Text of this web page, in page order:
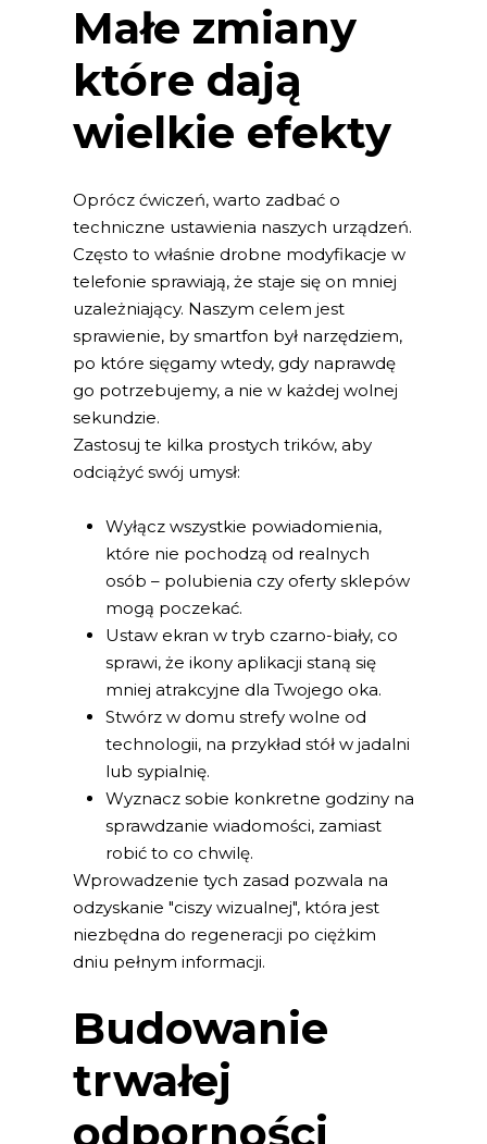
Małe zmiany
które dają
wielkie efekty
Oprócz ćwiczeń, warto zadbać o
techniczne ustawienia naszych urządzeń.
Często to właśnie drobne modyfikacje w
telefonie sprawiają, że staje się on mniej
uzależniający. Naszym celem jest
sprawienie, by smartfon był narzędziem,
po które sięgamy wtedy, gdy naprawdę
go potrzebujemy, a nie w każdej wolnej
sekundzie.
Zastosuj te kilka prostych trików, aby
odciążyć swój umysł:
Wyłącz wszystkie powiadomienia,
które nie pochodzą od realnych
osób – polubienia czy oferty sklepów
mogą poczekać.
Ustaw ekran w tryb czarno-biały, co
sprawi, że ikony aplikacji staną się
mniej atrakcyjne dla Twojego oka.
Stwórz w domu strefy wolne od
technologii, na przykład stół w jadalni
lub sypialnię.
Wyznacz sobie konkretne godziny na
sprawdzanie wiadomości, zamiast
robić to co chwilę.
Wprowadzenie tych zasad pozwala na
odzyskanie "ciszy wizualnej", która jest
niezbędna do regeneracji po ciężkim
dniu pełnym informacji.
Budowanie
trwałej
odporności